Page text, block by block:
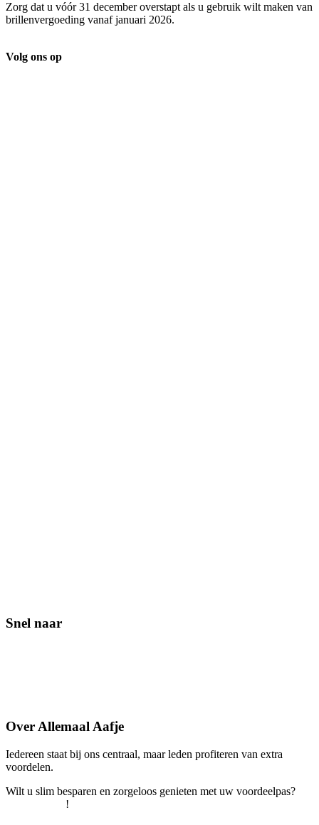
Zorg dat u vóór 31 december overstapt als u gebruik wilt maken van
brillenvergoeding vanaf januari 2026.
Volg ons op
Snel naar
Over Allemaal Aafje
Iedereen staat bij ons centraal, maar leden profiteren van extra
voordelen.
Wilt u slim besparen en zorgeloos genieten met uw voordeelpas?
!